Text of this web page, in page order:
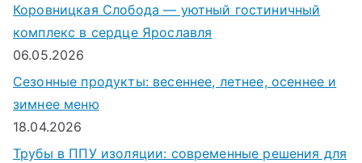
Коровницкая Слобода — уютный гостиничный
комплекс в сердце Ярославля
06.05.2026
Сезонные продукты: весеннее, летнее, осеннее и
зимнее меню
18.04.2026
Трубы в ППУ изоляции: современные решения для